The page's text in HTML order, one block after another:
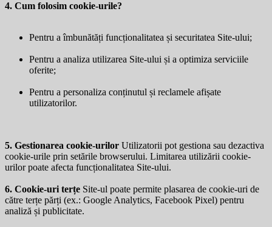
4. Cum folosim cookie-urile?
Pentru a îmbunătăți funcționalitatea și securitatea Site-ului;
Pentru a analiza utilizarea Site-ului și a optimiza serviciile
oferite;
Pentru a personaliza conținutul și reclamele afișate
utilizatorilor.
5. Gestionarea cookie-urilor Utilizatorii pot gestiona sau dezactiva
cookie-urile prin setările browserului. Limitarea utilizării cookie-
urilor poate afecta funcționalitatea Site-ului.
6. Cookie-uri terțe Site-ul poate permite plasarea de cookie-uri de
către terțe părți (ex.: Google Analytics, Facebook Pixel) pentru
analiză și publicitate.